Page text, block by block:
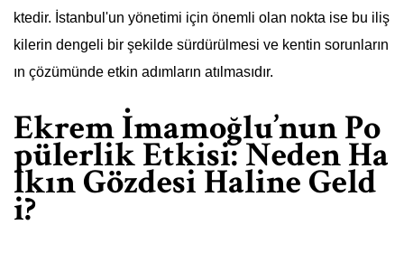
ktedir. İstanbul'un yönetimi için önemli olan nokta ise bu iliş
kilerin dengeli bir şekilde sürdürülmesi ve kentin sorunların
ın çözümünde etkin adımların atılmasıdır.
Ekrem İmamoğlu’nun Po
pülerlik Etkisi: Neden Ha
lkın Gözdesi Haline Geld
i?